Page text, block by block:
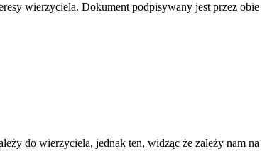
wierzyciela. Dokument podpisywany jest przez obie
do wierzyciela, jednak ten, widząc że zależy nam na